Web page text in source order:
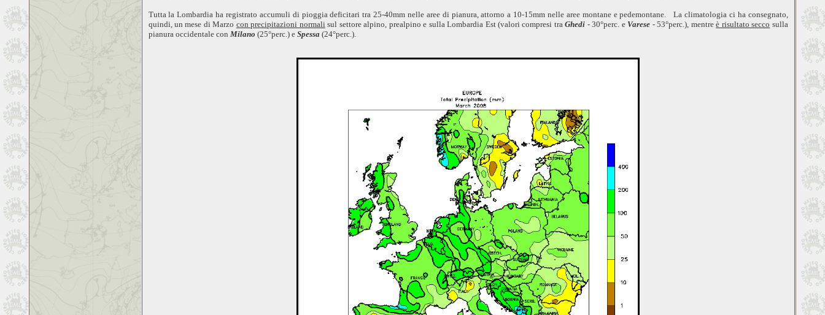
Tutta la Lombardia ha registrato accumuli di pioggia deficitari tra 25-40mm nelle aree di pianura, attorno a 10-15mm nelle aree montane e pedemontane. La climatologia ci ha consegnato,
quindi, un mese di Marzo con precipitazioni normalisul settore alpino, prealpino e sulla Lombardia Est (valori compresi traGhedi - 30°perc. e Varese - 53°perc.), mentreè risultato secco sulla
pianura occidentale con Milano (25°perc.) e Spessa (24°perc.).